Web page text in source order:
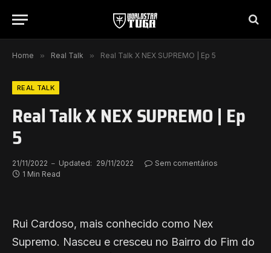
Home » Real Talk » Real Talk X NEX SUPREMO | Ep 5
REAL TALK
Real Talk X NEX SUPREMO | Ep
5
21/11/2022 Updated: 29/11/2022
Sem comentários
1 Min Read
Rui Cardoso, mais conhecido como Nex
Supremo. Nasceu e cresceu no Bairro do Fim do